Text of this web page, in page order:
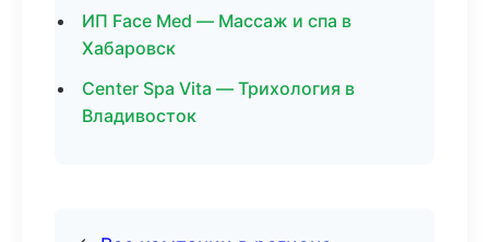
ИП Face Med — Массаж и спа в
Хабаровск
Center Spa Vita — Трихология в
Владивосток